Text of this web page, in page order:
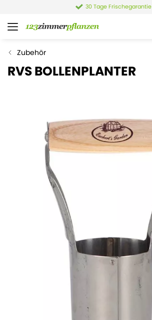
30 Tage Frischegarantie
Zubehör
RVS BOLLENPLANTER